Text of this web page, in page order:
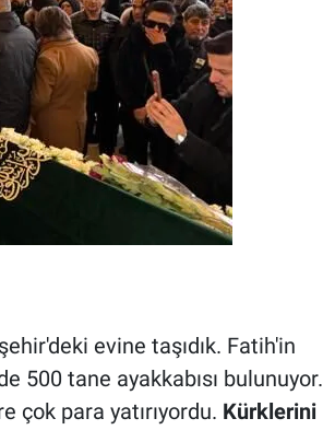
evine taşıdık. Fatih'in
500 tane ayakkabısı bulunuyor.
çok para yatırıyordu. Kürklerini